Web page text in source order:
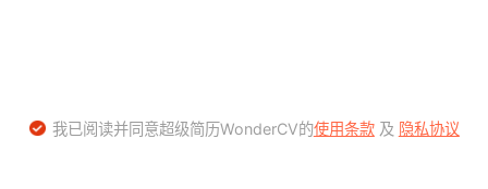
我已阅读并同意超级简历WonderCV的使用条款及 隐私协议